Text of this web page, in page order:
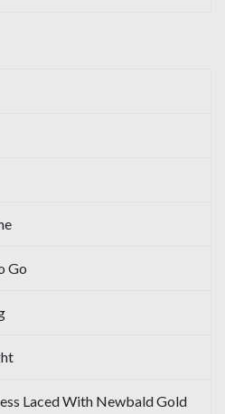
Go
Laced With Newbald Gold